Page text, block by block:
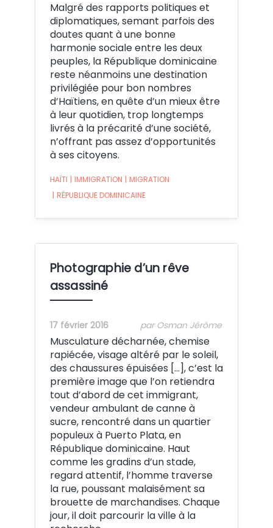
Malgré des rapports politiques et
diplomatiques, semant parfois des
doutes quant à une bonne
harmonie sociale entre les deux
peuples, la République dominicaine
reste néanmoins une destination
privilégiée pour bon nombres
d’Haïtiens, en quête d’un mieux être
à leur quotidien, trop longtemps
livrés à la précarité d’une société,
n’offrant pas assez d’opportunités
à ses citoyens.
HAÏTI | IMMIGRATION | MIGRATION
| RÉPUBLIQUE DOMINICAINE
Photographie d’un rêve
assassiné
17 février 2016 par Osman Jérôme
Musculature décharnée, chemise
rapiécée, visage altéré par le soleil,
des chaussures épuisées […], c’est la
première image que l’on retiendra
tout d’abord de cet immigrant,
vendeur ambulant de canne à
sucre, rencontré dans un quartier
populeux à Puerto Plata, en
République dominicaine. Haut
comme les gradins d’un stade,
regard attentif, l’homme traverse
la rue, poussant malaisément sa
brouette de marchandises. Chaque
jour, il doit parcourir la ville à la